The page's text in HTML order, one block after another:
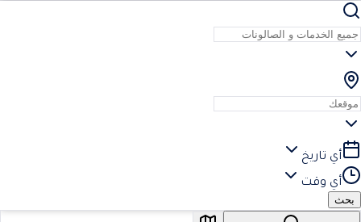
أي تاريخ
أي وقت
بحث